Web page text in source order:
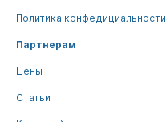
Политика конфедициальности
Партнерам
Цены
Статьи